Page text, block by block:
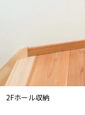
2Fホール収納